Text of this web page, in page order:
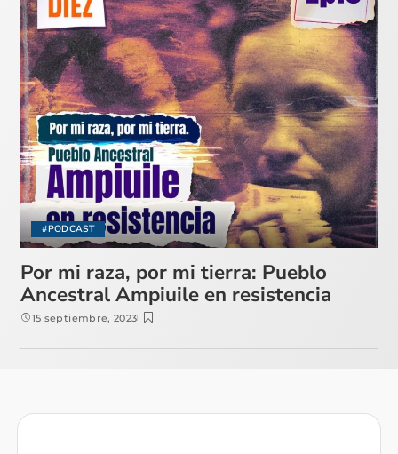
#PODCAST
Por mi raza, por mi tierra: Pueblo
Ancestral Ampiuile en resistencia
15 septiembre, 2023